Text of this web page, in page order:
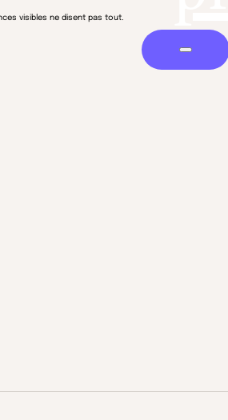
visibles ne disent pas tout.